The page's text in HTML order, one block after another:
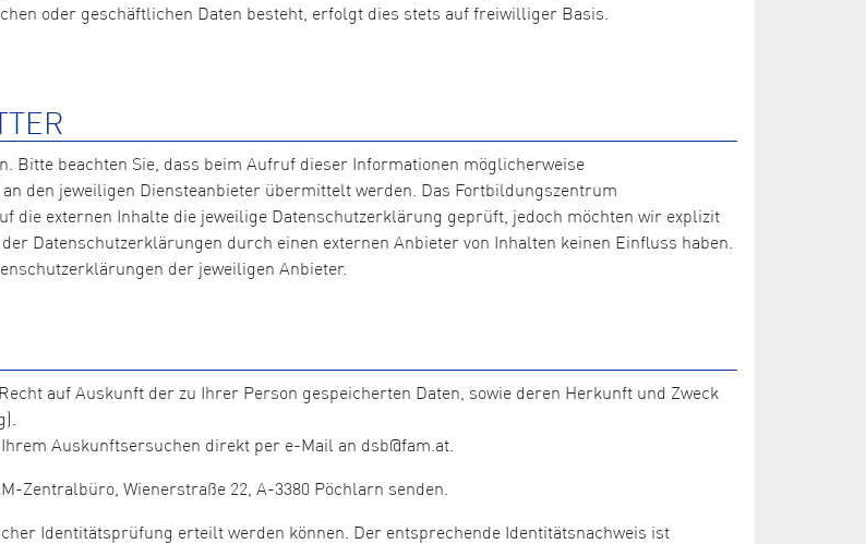
oder geschäftlichen Daten besteht, erfolgt dies stets auf freiwilliger Basis.
Bitte beachten Sie, dass beim Aufruf dieser Informationen möglicherweise
den jeweiligen Diensteanbieter übermittelt werden. Das Fortbildungszentrum
die externen Inhalte die jeweilige Datenschutzerklärung geprüft, jedoch möchten wir explizit
Datenschutzerklärungen durch einen externen Anbieter von Inhalten keinen Einfluss haben.
der jeweiligen Anbieter.
auf Auskunft der zu Ihrer Person gespeicherten Daten, sowie deren Herkunft und Zweck
Auskunftsersuchen direkt per e-Mail an dsb@fam.at.
Zentralbüro, Wienerstraße 22, A-3380 Pöchlarn senden.
Identitätsprüfung erteilt werden können. Der entsprechende Identitätsnachweis ist